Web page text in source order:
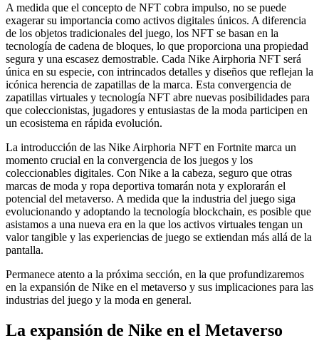
A medida que el concepto de NFT cobra impulso, no se puede
exagerar su importancia como activos digitales únicos. A diferencia
de los objetos tradicionales del juego, los NFT se basan en la
tecnología de cadena de bloques, lo que proporciona una propiedad
segura y una escasez demostrable. Cada Nike Airphoria NFT será
única en su especie, con intrincados detalles y diseños que reflejan la
icónica herencia de zapatillas de la marca. Esta convergencia de
zapatillas virtuales y tecnología NFT abre nuevas posibilidades para
que coleccionistas, jugadores y entusiastas de la moda participen en
un ecosistema en rápida evolución.
La introducción de las Nike Airphoria NFT en Fortnite marca un
momento crucial en la convergencia de los juegos y los
coleccionables digitales. Con Nike a la cabeza, seguro que otras
marcas de moda y ropa deportiva tomarán nota y explorarán el
potencial del metaverso. A medida que la industria del juego siga
evolucionando y adoptando la tecnología blockchain, es posible que
asistamos a una nueva era en la que los activos virtuales tengan un
valor tangible y las experiencias de juego se extiendan más allá de la
pantalla.
Permanece atento a la próxima sección, en la que profundizaremos
en la expansión de Nike en el metaverso y sus implicaciones para las
industrias del juego y la moda en general.
La expansión de Nike en el Metaverso